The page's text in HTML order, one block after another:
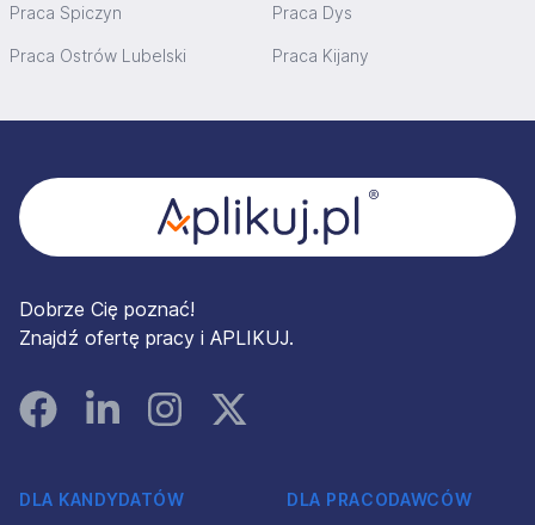
Praca Spiczyn Praca Dys
Praca Ostrów Lubelski Praca Kijany
Dobrze Cię poznać!
Znajdź ofertę pracy i APLIKUJ.
FacebookLinked InInstagramInstagram
DLA KANDYDATÓW DLA PRACODAWCÓW